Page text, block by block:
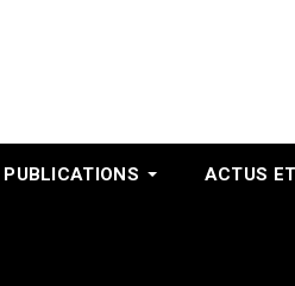
PUBLICATIONS ACTUS